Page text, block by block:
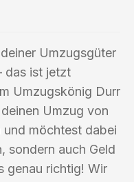
Umzugsgüter
das ist jetzt
Umzugskönig Durr
Umzug von
und möchtest dabei
sondern auch Geld
genau richtig! Wir